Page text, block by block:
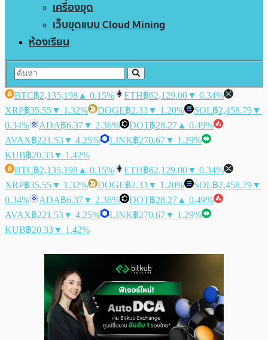
เครื่องขุด
เว็บขุดแบบ Cloud Mining
ห้องเรียน
BTC฿2,135,198 ▲ 0.15% ETH฿62,129.00▼ 0.34%
XRP฿35.55▼ 1.32% DOGE฿2.33▼ 1.20% SOL฿2,458.79▼
0.34%
ADA฿6.37▼ 2.36% DOT฿28.27 ▲ 0.49%
AVAX฿221.53▼ 4.25% LINK฿270.67▼ 1.29%
KUB฿20.33▼ 1.42%
BTC฿2,135,198 ▲ 0.15% ETH฿62,129.00▼ 0.34%
XRP฿35.55▼ 1.32% DOGE฿2.33▼ 1.20% SOL฿2,458.79▼
0.34%
ADA฿6.37▼ 2.36% DOT฿28.27 ▲ 0.49%
AVAX฿221.53▼ 4.25% LINK฿270.67▼ 1.29%
KUB฿20.33▼ 1.42%